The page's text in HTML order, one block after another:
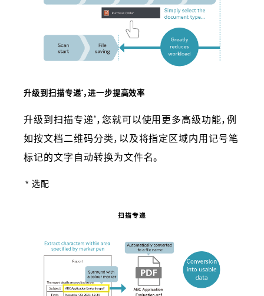
升级到扫描专递* ，进一步提高效率
升级到扫描专递*，您就可以使用更多高级功能，例
如按文档二维码分类，以及将指定区域内用记号笔
标记的文字自动转换为文件名。
* 选配
扫描专递